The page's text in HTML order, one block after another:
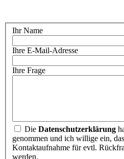
Ihr Name
Ihre E-Mail-Adresse
Ihre Frage
Die Datenschutzerklärung
genommen und ich willige ein,
Kontaktaufnahme für evtl.
werden.